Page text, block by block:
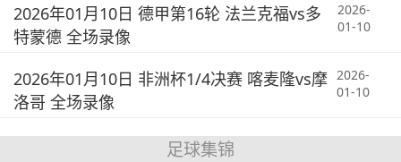
2026年01月10日 德甲第16轮 法兰克福vs多
特蒙德 全场录像
2026-
01-10
2026年01月10日 非洲杯1/4决赛 喀麦隆vs摩
洛哥 全场录像
2026-
01-10
足球集锦